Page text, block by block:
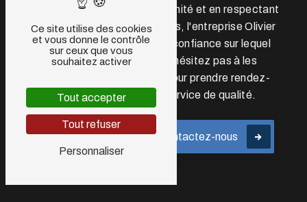
Haute-Garonne en toute sérénité et en respectant
les normes environnementales, l'entreprise Olivier
et Fils est le prestataire de confiance sur lequel
vous pouvez compter. N'hésitez pas à les
contacter dès aujourd'hui pour prendre rendez-
vous et bénéficier d'un service de qualité.
En savoir plus Contactez-nous
Ce site utilise des cookies
et vous donne le contrôle
sur ceux que vous
souhaitez activer
Tout accepter
Tout refuser
Personnaliser